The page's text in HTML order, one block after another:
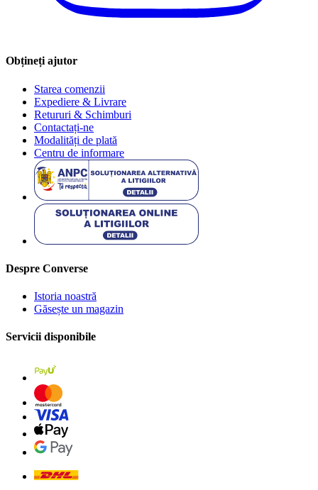
Obțineți ajutor
Starea comenzii
Expediere & Livrare
Retururi & Schimburi
Contactați-ne
Modalități de plată
Centru de informare
Despre Converse
Istoria noastră
Găsește un magazin
Servicii disponibile